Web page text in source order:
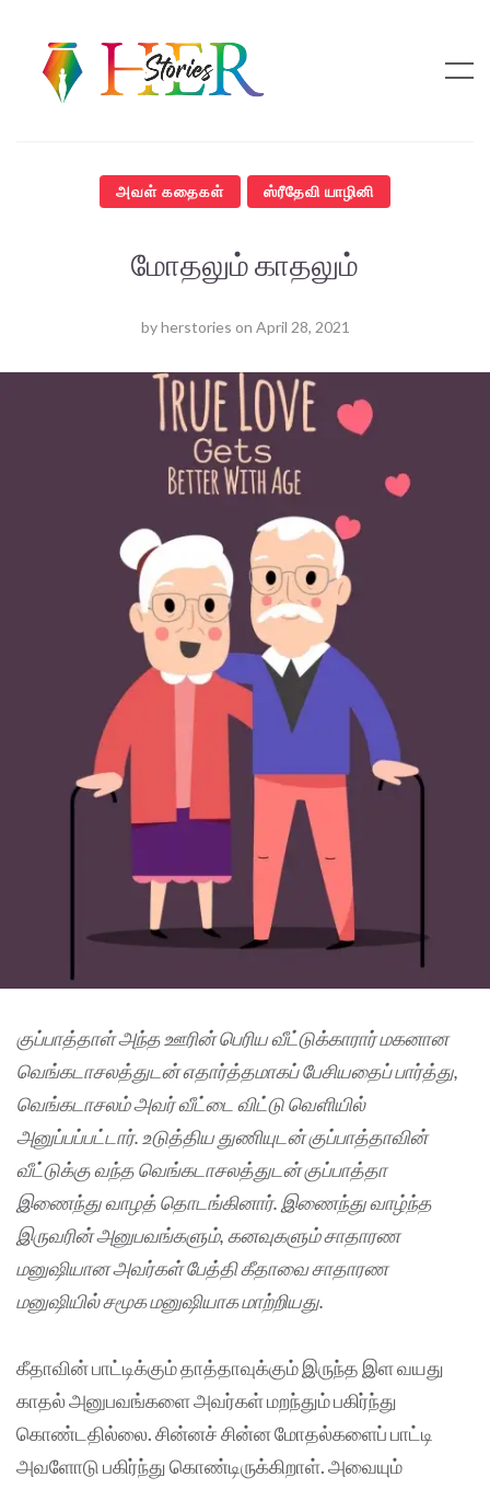
அவள் கதைகள் ஸ்ரீதேவி யாழினி
மோதலும் காதலும்
byherstories on April 28, 2021
குப்பாத்தாள் அந்த ஊரின் பெரிய வீட்டுக்காரார் மகனான
வெங்கடாசலத்துடன் எதார்த்தமாகப் பேசியதைப் பார்த்து,
வெங்கடாசலம் அவர் வீட்டை விட்டு வெளியில்
அனுப்பப்பட்டார். உடுத்திய துணியுடன் குப்பாத்தாவின்
வீட்டுக்கு வந்த வெங்கடாசலத்துடன் குப்பாத்தா
இணைந்து வாழத் தொடங்கினார். இணைந்து வாழ்ந்த
இருவரின் அனுபவங்களும், கனவுகளும் சாதாரண
மனுஷியான அவர்கள் பேத்தி கீதாவை சாதாரண
மனுஷியில் சமூக மனுஷியாக மாற்றியது.
கீதாவின் பாட்டிக்கும் தாத்தாவுக்கும் இருந்த இள வயது
காதல் அனுபவங்களை அவர்கள் மறந்தும் பகிர்ந்து
கொண்டதில்லை. சின்னச் சின்ன மோதல்களைப் பாட்டி
அவளோடு பகிர்ந்து கொண்டிருக்கிறாள். அவையும்